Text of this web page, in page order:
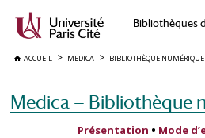
Bibliothèques
ACCUEIL MEDICA BIBLIOTHÈQUE NUMÉRIQUE
Medica — Bibliothèque
Présentation • Mode